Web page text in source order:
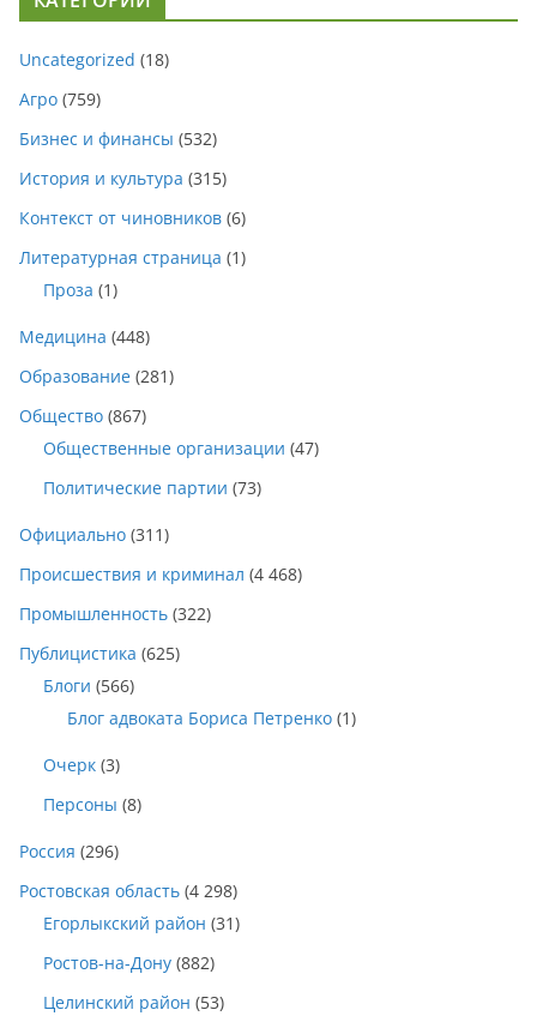
Uncategorized (18)
Агро (759)
Бизнес и финансы (532)
История и культура (315)
Контекст от чиновников (6)
Литературная страница (1)
Проза (1)
Медицина (448)
Образование (281)
Общество (867)
Общественные организации (47)
Политические партии (73)
Официально (311)
Происшествия и криминал (4 468)
Промышленность (322)
Публицистика (625)
Блоги (566)
Блог адвоката Бориса Петренко (1)
Очерк (3)
Персоны (8)
Россия (296)
Ростовская область (4 298)
Егорлыкский район (31)
Ростов-на-Дону (882)
Целинский район (53)